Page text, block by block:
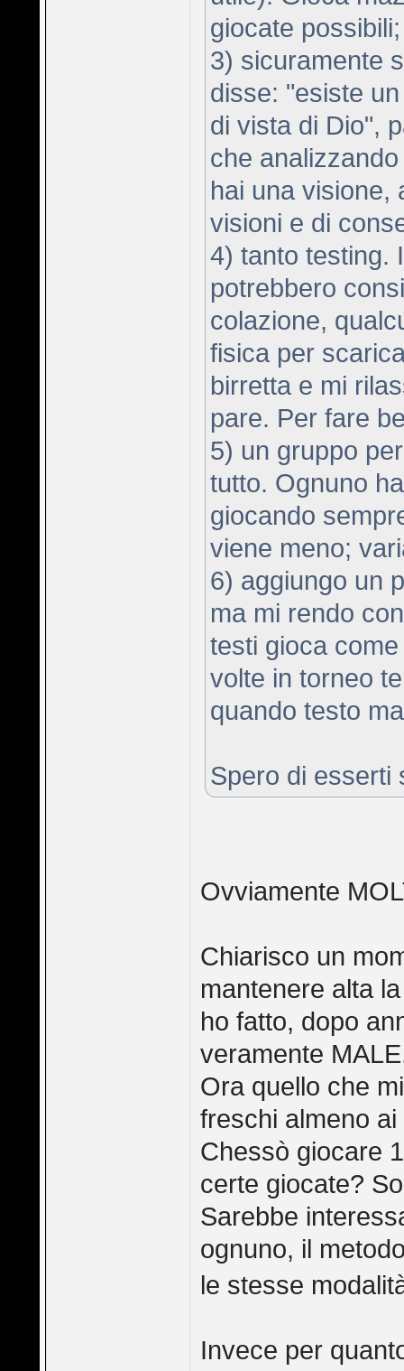
giocate possibili;
3) sicuramente
disse: "esiste
di vista di Dio",
che
hai una visione,
visioni e di
4) tanto testing.
potrebbero
colazione,
fisica per
birretta e mi
pare. Per fare
5) un gruppo
tutto. Ognuno
giocando
viene meno;
6) aggiungo un
ma mi rendo
testi gioca
volte in torneo
quando testo
Spero di esserti
Ovviamente
Chiarisco un
mantenere alta
ho fatto, dopo
veramente
Ora quello che
freschi almeno
Chessò giocare
certe giocate?
Sarebbe
ognuno, il
le stesse
Invece per